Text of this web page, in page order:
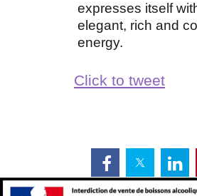
expresses itself
elegant, rich and
energy.
Click to tweet